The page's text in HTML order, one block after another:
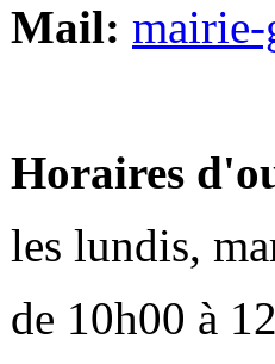
Mail:
Horaires
les lundis,
de 10h00 à